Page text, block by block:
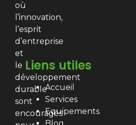
où
l’innovation,
l’esprit
d’entreprise
et
le
développement
durable
sont
encouragés
Liens utiles
Accueil
Services
Equipements
Blog